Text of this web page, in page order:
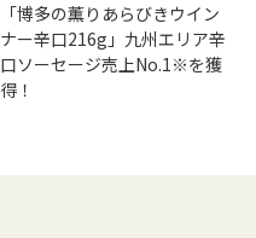
「博多の薫りあらびきウイン
ナー辛口216g」九州エリア辛
口ソーセージ売上No.1※を獲
得！